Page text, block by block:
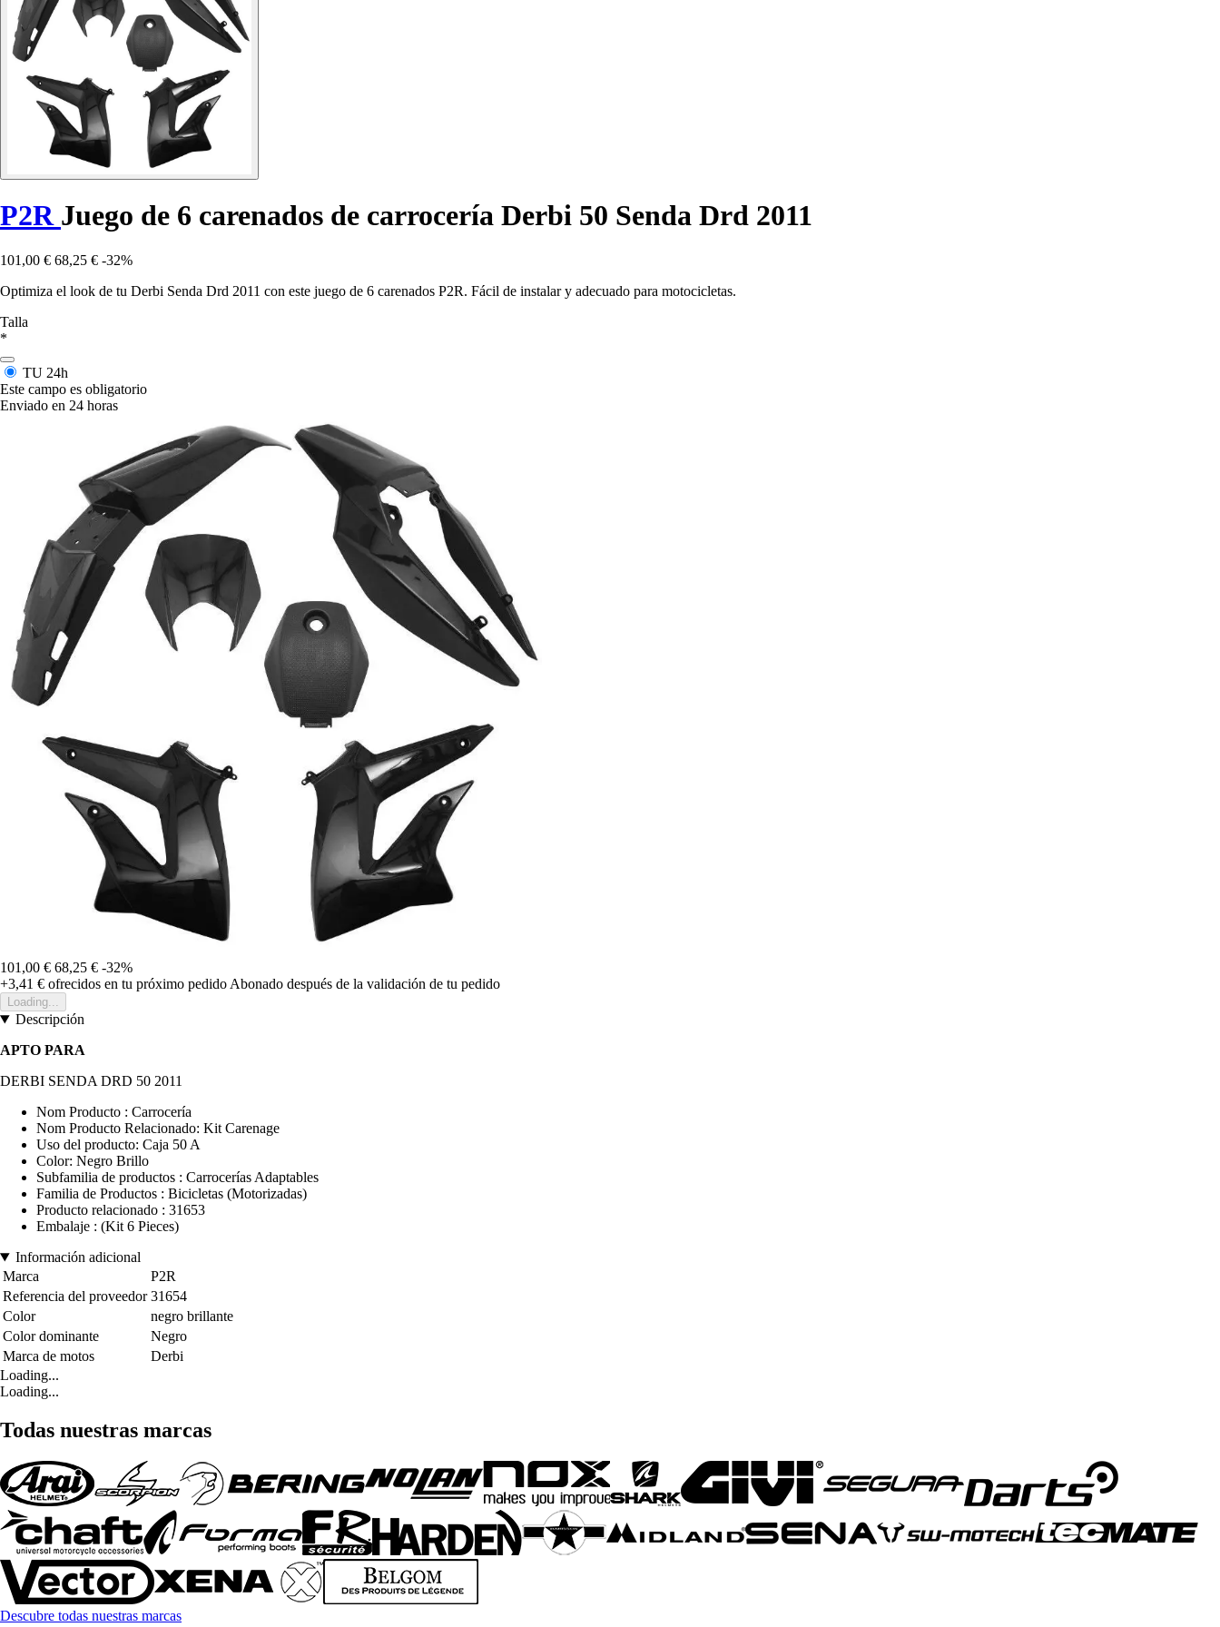
P2R Juego de 6 carenados de carrocería Derbi 50 Senda Drd 2011
101,00 € 68,25 € -32%
Optimiza el look de tu Derbi Senda Drd 2011 con este juego de 6 carenados P2R. Fácil de instalar y adecuado para motocicletas.
Talla
*
TU 24h
Este campo es obligatorio
Enviado en 24 horas
101,00 € 68,25 € -32%
+3,41 € ofrecidos en tu próximo pedido Abonado después de la validación de tu pedido
Loading...
Descripción
APTO PARA
DERBI SENDA DRD 50 2011
Nom Producto : Carrocería
Nom Producto Relacionado: Kit Carenage
Uso del producto: Caja 50 A
Color: Negro Brillo
Subfamilia de productos : Carrocerías Adaptables
Familia de Productos : Bicicletas (Motorizadas)
Producto relacionado : 31653
Embalaje : (Kit 6 Pieces)
Información adicional
Marca
P2R
Referencia del proveedor 31654
Color
negro brillante
Color dominante
Negro
Marca de motos
Derbi
Loading...
Loading...
Todas nuestras marcas
Descubre todas nuestras marcas